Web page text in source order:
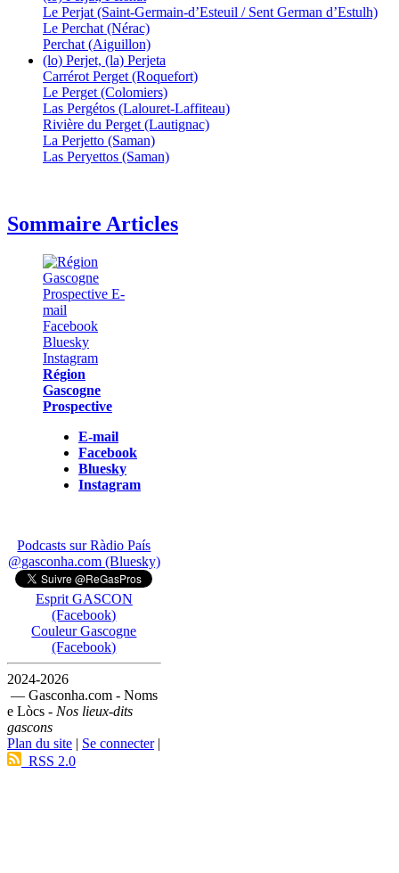
Le Perjat (Saint-Germain-d’Esteuil / Sent German d’Estulh)
Le Perchat (Nérac)
Perchat (Aiguillon)
(lo) Perjet, (la) Perjeta
Carrérot Perget (Roquefort)
Le Perget (Colomiers)
Las Pergétos (Lalouret-Laffiteau)
Rivière du Perget (Lautignac)
La Perjetto (Saman)
Las Peryettos (Saman)
Sommaire Articles
Région
Gascogne
Prospective
E-mail
Facebook
Bluesky
Instagram
Podcasts sur Ràdio País
@gasconha.com (Bluesky)
Esprit GASCON
(Facebook)
Couleur Gascogne
(Facebook)
2024-2026
— Gasconha.com - Noms
e Lòcs - Nos lieux-dits
gascons
Plan du site | Se connecter|
RSS 2.0